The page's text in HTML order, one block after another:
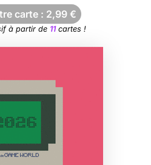
carte : 2,99 €
à partir de 11cartes !